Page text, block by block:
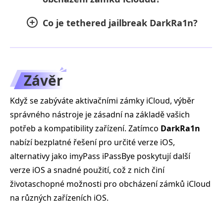
Co je tethered jailbreak DarkRa1n?
Závěr
Když se zabýváte aktivačními zámky iCloud, výběr
správného nástroje je zásadní na základě vašich
potřeb a kompatibility zařízení. Zatímco DarkRa1n
nabízí bezplatné řešení pro určité verze iOS,
alternativy jako imyPass iPassBye poskytují další
verze iOS a snadné použití, což z nich činí
životaschopné možnosti pro obcházení zámků iCloud
na různých zařízeních iOS.